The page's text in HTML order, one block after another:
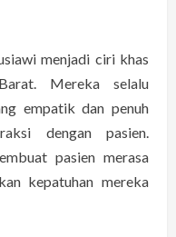
menjadi ciri khas
Mereka selalu
empatik dan penuh
dengan pasien.
pasien merasa
kepatuhan mereka